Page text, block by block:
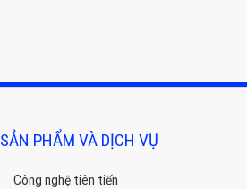
SẢN PHẨM VÀ DỊCH VỤ
Công nghệ tiên tiến